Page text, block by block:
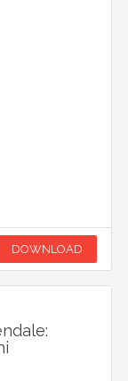
DOWNLOAD